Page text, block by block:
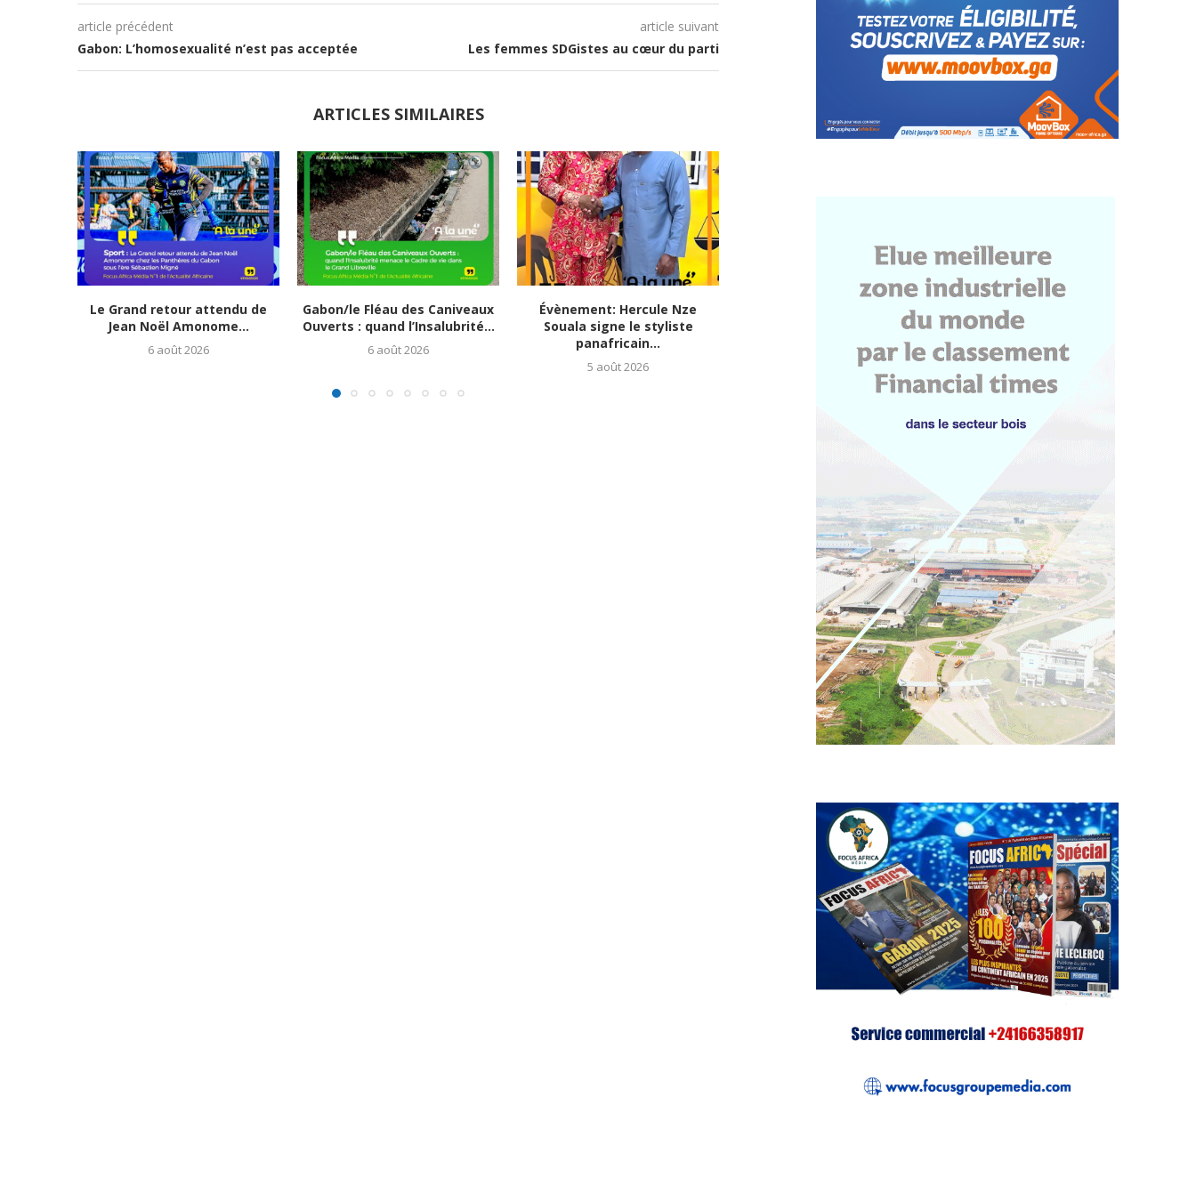
article précédent
Gabon: L’homosexualité n’est pas acceptée
article suivant
Les femmes SDGistes au cœur du parti
ARTICLES SIMILAIRES
Le Grand retour attendu de
Jean Noël Amonome...
6 août 2026
Gabon/le Fléau des Caniveaux
Ouverts : quand l’Insalubrité...
6 août 2026
Évènement: Hercule Nze
Souala signe le styliste
panafricain...
5 août 2026
Logement social à Lambaréné
5 août 2026
Apothéose ouest-africaine à
Abidjan : le couple
présidentiel...